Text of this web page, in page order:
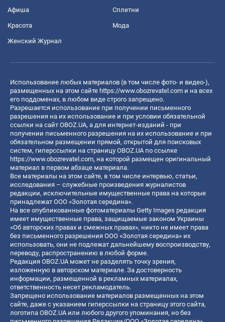
Афиша Сплетни
Красота Мода
Женский Журнал
Использование любых материалов (в том числе фото- и видео-),
размещенных на этом сайте https://www.obozrevatel.com и на всех
его поддоменах, в любом виде строго запрещено.
Разрешается использование при получении письменного
разрешения на их использование и при условии обязательной
ссылки на сайт OBOZ.UA, а для интернет-изданий - при
получении письменного разрешения на их использование и при
обязательном размещении прямой, открытой для поисковых
систем, гиперссылки на страницу OBOZ.UA по ссылке
https://www.obozrevatel.com, на которой размещен оригинальный
материал в первом абзаце материала.
Все материалы на этом сайте, в том числе интервью, статьи,
исследования – служебные произведения журналистов
редакции, исключительные имущественные права на которые
принадлежат ООО «Золотая середина».
На все опубликованные фотоматериалы Getty Images редакция
имеет имущественные права, защищаемые законом Украины
«Об авторских правах и смежных правах», никто не имеет права
без письменного разрешения ООО «Золотая середина» их
использовать, они не подлежат дальнейшему воспроизводству,
переводу, распространению в любой форме.
Редакция OBOZ.UA может не разделять точку зрения,
изложенную в авторском материале. За достоверность
информации, размещенной в рекламных материалах,
ответственность несет рекламодатель.
Запрещено использование материалов размещенных на этом
сайте, даже с указанием гиперссылки на страницу этого сайта,
логотипа OBOZ.UA или любого другого упоминания, но без